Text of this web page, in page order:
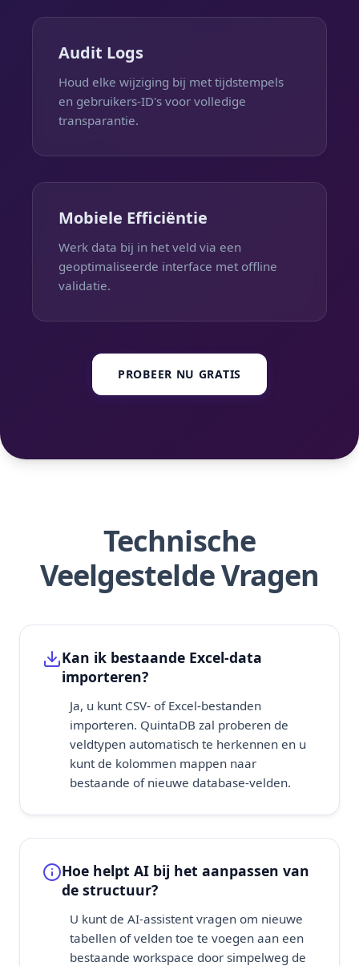
Audit Logs
Houd elke wijziging bij met tijdstempels
en gebruikers-ID's voor volledige
transparantie.
Mobiele Efficiëntie
Werk data bij in het veld via een
geoptimaliseerde interface met offline
validatie.
PROBEER NU GRATIS
Technische
Veelgestelde Vragen
Kan ik bestaande Excel-data
importeren?
Ja, u kunt CSV- of Excel-bestanden
importeren. QuintaDB zal proberen de
veldtypen automatisch te herkennen en u
kunt de kolommen mappen naar
bestaande of nieuwe database-velden.
Hoe helpt AI bij het aanpassen van
de structuur?
U kunt de AI-assistent vragen om nieuwe
tabellen of velden toe te voegen aan een
bestaande workspace door simpelweg de